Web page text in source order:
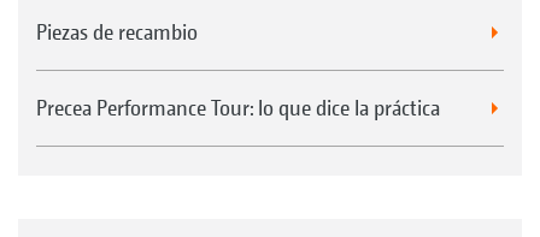
Piezas de recambio
Precea Performance Tour: lo que dice la práctica